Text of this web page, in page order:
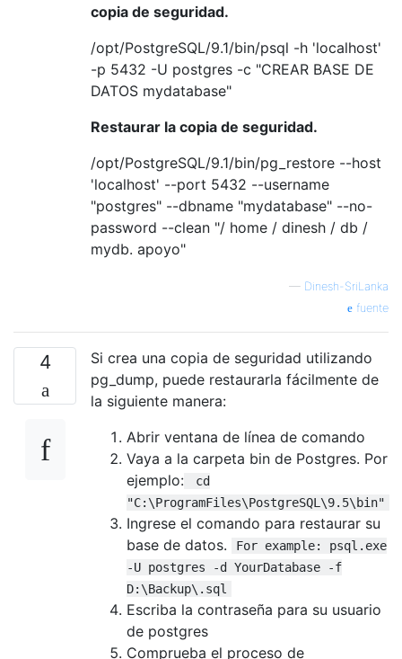
copia de seguridad.
/opt/PostgreSQL/9.1/bin/psql -h 'localhost'
-p 5432 -U postgres -c "CREAR BASE DE
DATOS mydatabase"
Restaurar la copia de seguridad.
/opt/PostgreSQL/9.1/bin/pg_restore --host
'localhost' --port 5432 --username
"postgres" --dbname "mydatabase" --no-
password --clean "/ home / dinesh / db /
mydb. apoyo"
— Dinesh-SriLanka
fuente
4
Si crea una copia de seguridad utilizando
pg_dump, puede restaurarla fácilmente de
la siguiente manera:
Abrir ventana de línea de comando
Vaya a la carpeta bin de Postgres. Por
ejemplo:
cd
"C:\ProgramFiles\PostgreSQL\9.5\bin"
Ingrese el comando para restaurar su
base de datos.
For example: psql.exe
-U postgres -d YourDatabase -f
D:\Backup\.sql
Escriba la contraseña para su usuario
de postgres
Comprueba el proceso de